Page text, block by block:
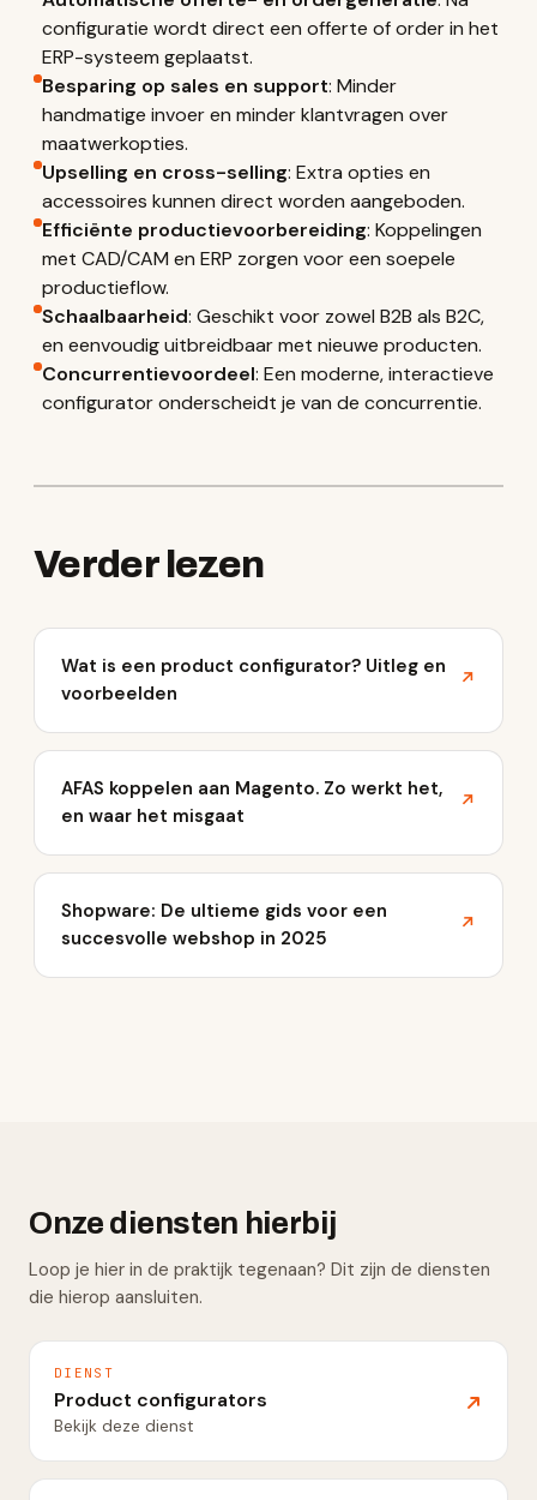
configuratie wordt direct een offerte of order in het
ERP-systeem geplaatst.
Besparing op sales en support: Minder
handmatige invoer en minder klantvragen over
maatwerkopties.
Upselling en cross-selling: Extra opties en
accessoires kunnen direct worden aangeboden.
Efficiënte productievoorbereiding: Koppelingen
met CAD/CAM en ERP zorgen voor een soepele
productieflow.
Schaalbaarheid: Geschikt voor zowel B2B als B2C,
en eenvoudig uitbreidbaar met nieuwe producten.
Concurrentievoordeel: Een moderne, interactieve
configurator onderscheidt je van de concurrentie.
Verder lezen
Wat is een product configurator? Uitleg en
voorbeelden
↗
AFAS koppelen aan Magento. Zo werkt het,
en waar het misgaat
↗
Shopware: De ultieme gids voor een
succesvolle webshop in 2025
↗
Onze diensten hierbij
Loop je hier in de praktijk tegenaan? Dit zijn de diensten
die hierop aansluiten.
DIENST
Product configurators
Bekijk deze dienst